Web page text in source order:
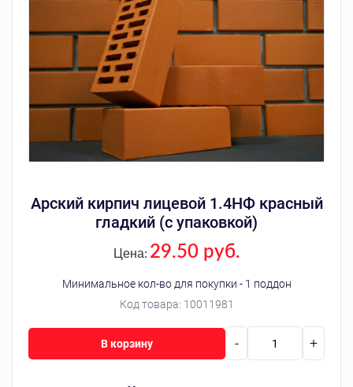
Арский кирпич лицевой 1.4НФ красный
гладкий (с упаковкой)
Код товара: 10011981
Цена: 29.50 руб.
Минимальное кол-во для покупки - 1 поддон
- +
В корзину